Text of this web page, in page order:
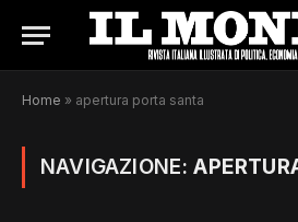
Home » apertura porta santa
NAVIGAZIONE: